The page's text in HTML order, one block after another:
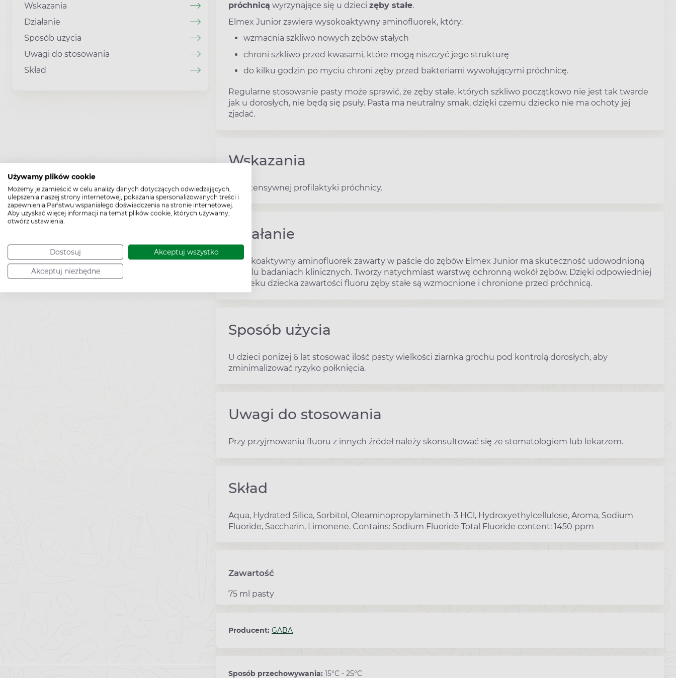
Używamy plików cookie
Możemy je zamieścić w celu analizy danych dotyczących odwiedzających,
ulepszenia naszej strony internetowej, pokazania spersonalizowanych treści i
zapewnienia Państwu wspaniałego doświadczenia na stronie internetowej.
Aby uzyskać więcej informacji na temat plików cookie, których używamy,
otwórz ustawienia.
Dostosuj Akceptuj wszystko
Akceptuj niezbędne
Wskazania
Działanie
Sposób użycia
Uwagi do stosowania
Skład
próchnicą wyrzynające się u dzieci zęby stałe.
Elmex Junior zawiera wysokoaktywny aminofluorek, który:
wzmacnia szkliwo nowych zębów stałych
chroni szkliwo przed kwasami, które mogą niszczyć jego strukturę
do kilku godzin po myciu chroni zęby przed bakteriami wywołującymi próchnicę.
Regularne stosowanie pasty może sprawić, że zęby stałe, których szkliwo początkowo nie jest tak twarde
jak u dorosłych, nie będą się psuły. Pasta ma neutralny smak, dzięki czemu dziecko nie ma ochoty jej
zjadać.
Wskazania
Do intensywnej profilaktyki próchnicy.
Działanie
Wysokoaktywny aminofluorek zawarty w paście do zębów Elmex Junior ma skuteczność udowodnioną
w wielu badaniach klinicznych. Tworzy natychmiast warstwę ochronną wokół zębów. Dzięki odpowiedniej
do wieku dziecka zawartości fluoru zęby stałe są wzmocnione i chronione przed próchnicą.
Sposób użycia
U dzieci poniżej 6 lat stosować ilość pasty wielkości ziarnka grochu pod kontrolą dorosłych, aby
zminimalizować ryzyko połknięcia.
Uwagi do stosowania
Przy przyjmowaniu fluoru z innych źródeł należy skonsultować się ze stomatologiem lub lekarzem.
Skład
Aqua, Hydrated Silica, Sorbitol, Oleaminopropylamineth-3 HCl, Hydroxyethylcellulose, Aroma, Sodium
Fluoride, Saccharin, Limonene. Contains: Sodium Fluoride Total Fluoride content: 1450 ppm
Zawartość
75 ml pasty
Producent: GABA
Sposób przechowywania: 15°C - 25°C